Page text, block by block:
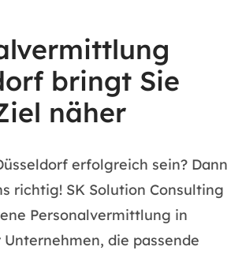
bringt Sie
näher
erfolgreich sein? Dann
richtig! SK Solution Consulting
Personalvermittlung in
die passende